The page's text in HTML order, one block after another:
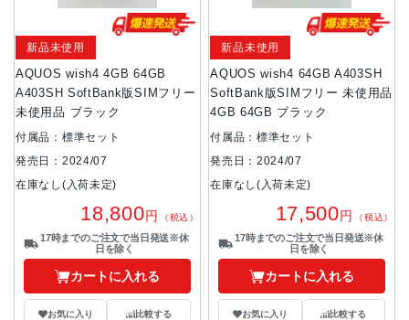
AQUOS wish4 4GB 64GB
A403SH SoftBank版SIMフリー
未使用品 ブラック
新品未使用
付属品：標準セット
発売日：2024/07
在庫なし(入荷未定)
18,800円 （税込）
17時までのご注文で当日発送※休
日を除く
カートに入れる
お気に入り 比較する
AQUOS wish4 64GB A403SH
SoftBank版SIMフリー 未使用品
4GB 64GB ブラック
新品未使用
付属品：標準セット
発売日：2024/07
在庫なし(入荷未定)
17,500円 （税込）
17時までのご注文で当日発送※休
日を除く
カートに入れる
お気に入り 比較する